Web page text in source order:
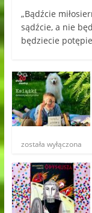
„Bądźcie
sądźcie, a nie
będziecie
została wyłączona